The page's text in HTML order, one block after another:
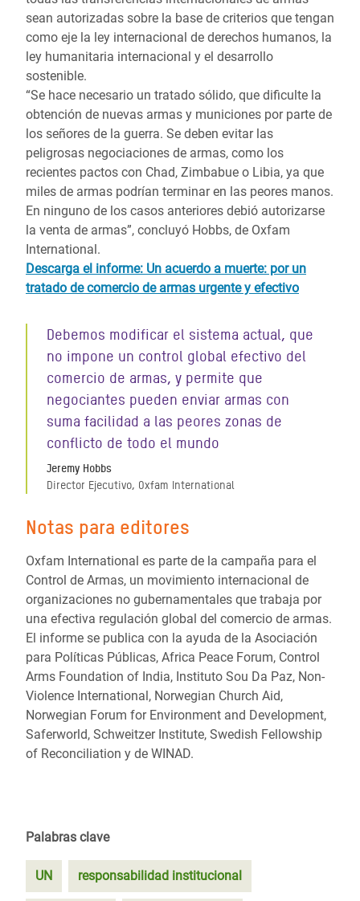
sean autorizadas sobre la base de criterios que tengan
como eje la ley internacional de derechos humanos, la
ley humanitaria internacional y el desarrollo
sostenible.
“Se hace necesario un tratado sólido, que dificulte la
obtención de nuevas armas y municiones por parte de
los señores de la guerra. Se deben evitar las
peligrosas negociaciones de armas, como los
recientes pactos con Chad, Zimbabue o Libia, ya que
miles de armas podrían terminar en las peores manos.
En ninguno de los casos anteriores debió autorizarse
la venta de armas”, concluyó Hobbs, de Oxfam
International.
Descarga el informe: Un acuerdo a muerte: por un
tratado de comercio de armas urgente y efectivo
Debemos modificar el sistema actual, que
no impone un control global efectivo del
comercio de armas, y permite que
negociantes pueden enviar armas con
suma facilidad a las peores zonas de
conflicto de todo el mundo
Jeremy Hobbs
Director Ejecutivo, Oxfam International
Notas para editores
Oxfam International es parte de la campaña para el
Control de Armas, un movimiento internacional de
organizaciones no gubernamentales que trabaja por
una efectiva regulación global del comercio de armas.
El informe se publica con la ayuda de la Asociación
para Políticas Públicas, Africa Peace Forum, Control
Arms Foundation of India, Instituto Sou Da Paz, Non-
Violence International, Norwegian Church Aid,
Norwegian Forum for Environment and Development,
Saferworld, Schweitzer Institute, Swedish Fellowship
of Reconciliation y de WINAD.
Palabras clave
UN responsabilidad institucional